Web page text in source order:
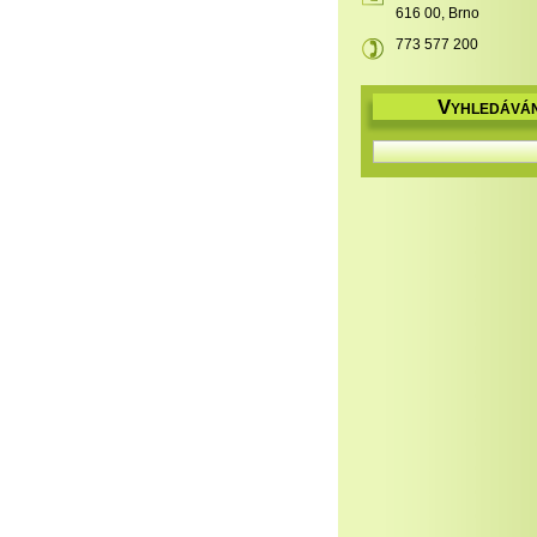
616 00, Brno
773 577 200
V